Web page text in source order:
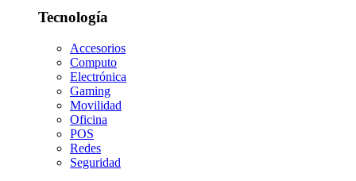
Tecnología
Accesorios
Computo
Electrónica
Gaming
Movilidad
Oficina
POS
Redes
Seguridad